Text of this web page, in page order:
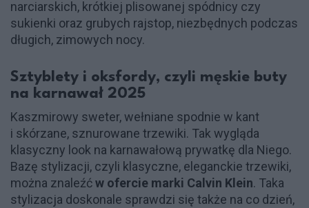
narciarskich, krótkiej plisowanej spódnicy czy
sukienki oraz grubych rajstop, niezbędnych podczas
długich, zimowych nocy.
Sztyblety i oksfordy, czyli męskie buty
na karnawał 2025
Kaszmirowy sweter, wełniane spodnie w kant
i skórzane, sznurowane trzewiki. Tak wygląda
klasyczny look na karnawałową prywatkę dla Niego.
Bazę stylizacji, czyli klasyczne, eleganckie trzewiki,
można znaleźćw ofercie marki Calvin Klein. Taka
stylizacja doskonale sprawdzi się także na co dzień,